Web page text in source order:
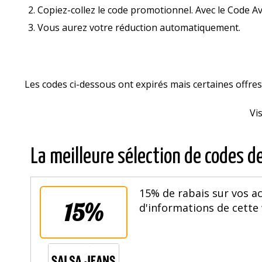
Copiez-collez le code promotionnel. Avec le Code
Vous aurez votre réduction automatiquement.
Les codes ci-dessous ont expirés mais certaines
La meilleure sélection de codes
15%
15% de rabais sur vos
d'informations de cette